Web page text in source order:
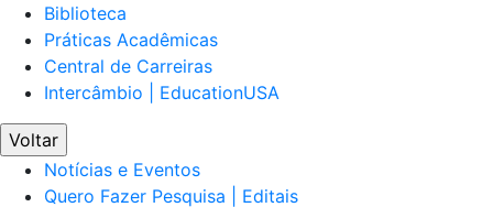
Biblioteca
Práticas Acadêmicas
Central de Carreiras
Intercâmbio | EducationUSA
Voltar
Notícias e Eventos
Quero Fazer Pesquisa | Editais